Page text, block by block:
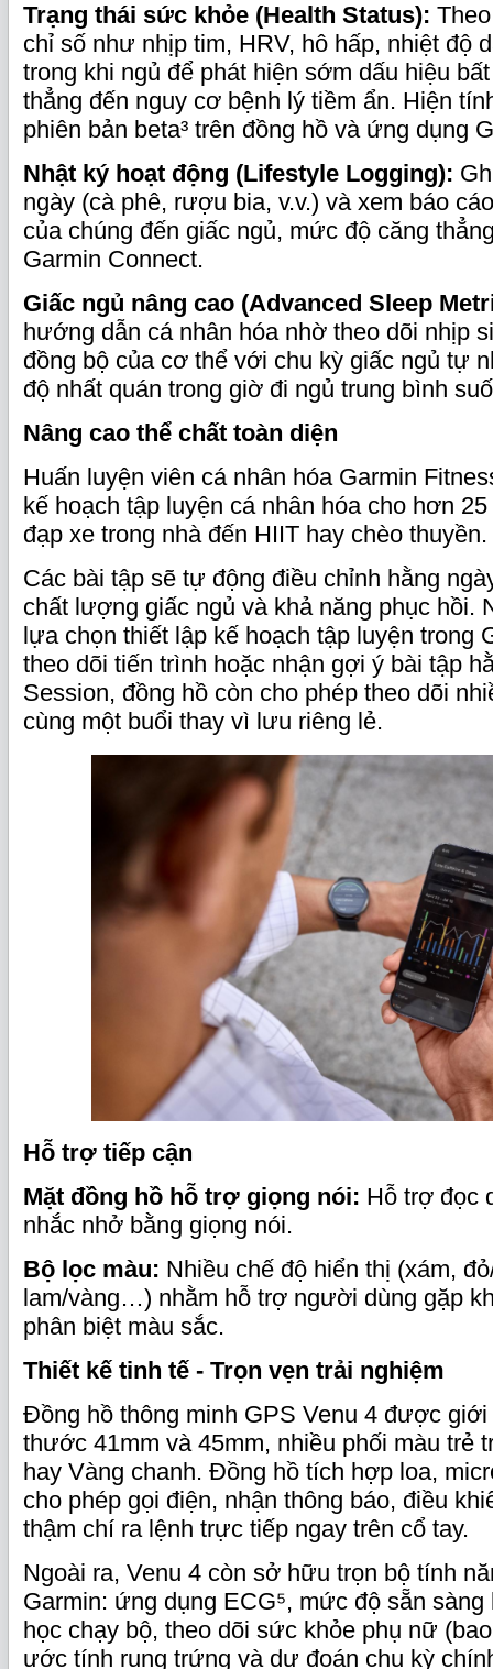
Trạng thái sức khỏe (Health Status):
chỉ số như nhịp tim, HRV, hô hấp, nhiệt độ
trong khi ngủ để phát hiện sớm dấu hiệu
thẳng đến nguy cơ bệnh lý tiềm ẩn. Hiện
phiên bản beta³ trên đồng hồ và ứng dụng
Nhật ký hoạt động (Lifestyle Logging):
ngày (cà phê, rượu bia, v.v.) và xem báo
của chúng đến giấc ngủ, mức độ căng
Garmin Connect.
Giấc ngủ nâng cao (Advanced Sleep
hướng dẫn cá nhân hóa nhờ theo dõi nhịp
đồng bộ của cơ thể với chu kỳ giấc ngủ tự
độ nhất quán trong giờ đi ngủ trung bình
Nâng cao thể chất toàn diện
Huấn luyện viên cá nhân hóa Garmin
kế hoạch tập luyện cá nhân hóa cho hơn
đạp xe trong nhà đến HIIT hay chèo thuyền.
Các bài tập sẽ tự động điều chỉnh hằng
chất lượng giấc ngủ và khả năng phục hồi.
lựa chọn thiết lập kế hoạch tập luyện trong
theo dõi tiến trình hoặc nhận gợi ý bài tập
Session, đồng hồ còn cho phép theo dõi
cùng một buổi thay vì lưu riêng lẻ.
Hỗ trợ tiếp cận
Mặt đồng hồ hỗ trợ giọng nói: Hỗ trợ đọc
nhắc nhở bằng giọng nói.
Bộ lọc màu: Nhiều chế độ hiển thị (xám,
lam/vàng…) nhằm hỗ trợ người dùng gặp
phân biệt màu sắc.
Thiết kế tinh tế - Trọn vẹn trải nghiệm
Đồng hồ thông minh GPS Venu 4 được
thước 41mm và 45mm, nhiều phối màu trẻ
hay Vàng chanh. Đồng hồ tích hợp loa,
cho phép gọi điện, nhận thông báo, điều
thậm chí ra lệnh trực tiếp ngay trên cổ tay.
Ngoài ra, Venu 4 còn sở hữu trọn bộ tính
Garmin: ứng dụng ECG⁵, mức độ sẵn
học chạy bộ, theo dõi sức khỏe phụ nữ
ước tính rụng trứng và dự đoán chu kỳ